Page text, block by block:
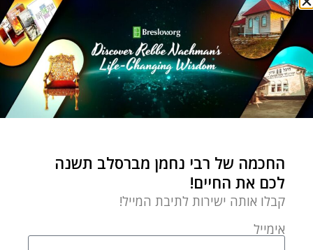
החכמה של רבי נחמן מברסלב תשנה
לכם את החיים!
קבלו אותה ישירות לתיבת המייל!
אימייל